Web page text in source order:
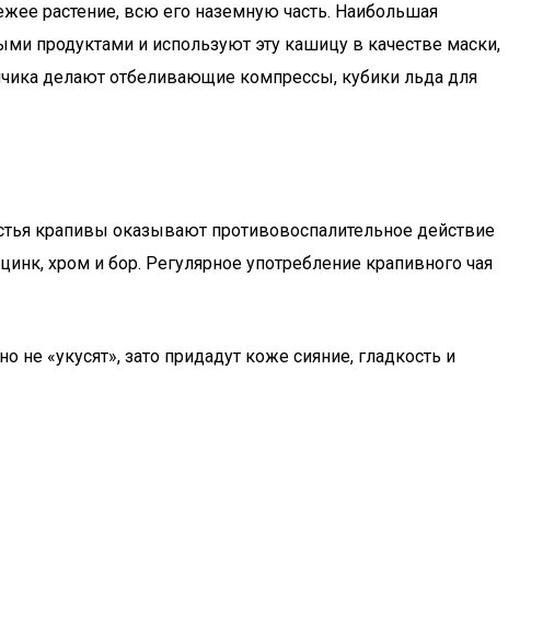
растение, всю его наземную часть. Наибольшая
продуктами и используют эту кашицу в качестве маски,
делают отбеливающие компрессы, кубики льда для
крапивы оказывают противовоспалительное действие
хром и бор. Регулярное употребление крапивного чая
«укусят», зато придадут коже сияние, гладкость и